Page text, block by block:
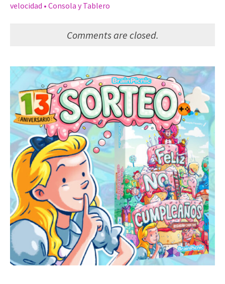
velocidad • Consola y Tablero
Comments are closed.